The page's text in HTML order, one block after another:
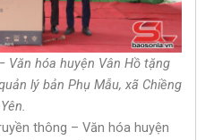
Văn hóa huyện Vân Hồ tặng
lý bản Phụ Mẫu, xã Chiềng
Yên.
thông – Văn hóa huyện